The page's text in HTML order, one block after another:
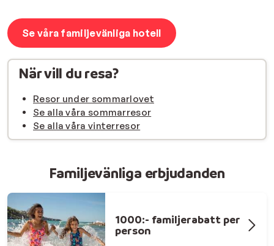
Se våra familjevänliga hotell
När vill du resa?
Resor under sommarlovet
Se alla våra sommarresor
Se alla våra vinterresor
Familjevänliga erbjudanden
1000:- familjerabatt per
person